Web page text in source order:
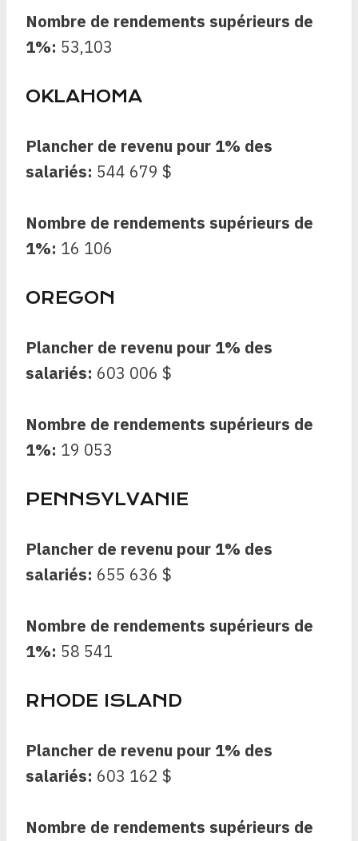
Nombre de rendements supérieurs de
1%: 53,103
OKLAHOMA
Plancher de revenu pour 1% des
salariés: 544 679 $
Nombre de rendements supérieurs de
1%: 16 106
OREGON
Plancher de revenu pour 1% des
salariés: 603 006 $
Nombre de rendements supérieurs de
1%: 19 053
PENNSYLVANIE
Plancher de revenu pour 1% des
salariés: 655 636 $
Nombre de rendements supérieurs de
1%: 58 541
RHODE ISLAND
Plancher de revenu pour 1% des
salariés: 603 162 $
Nombre de rendements supérieurs de